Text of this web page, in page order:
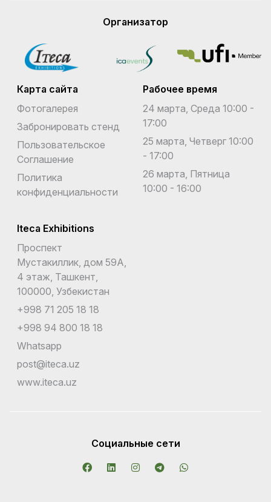
Организатор
Карта сайта
Фотогалерея
Забронировать стенд
Пользовательское
Соглашение
Политика
конфиденциальности
Рабочее время
24 марта, Среда 10:00 -
17:00
25 марта, Четверг 10:00
- 17:00
26 марта, Пятница
10:00 - 16:00
Iteca Exhibitions
Проспект
Мустакиллик, дом 59А,
4 этаж, Ташкент,
100000, Узбекистан
+998 71 205 18 18
+998 94 800 18 18
Whatsapp
post@iteca.uz
www.iteca.uz
Социальные сети